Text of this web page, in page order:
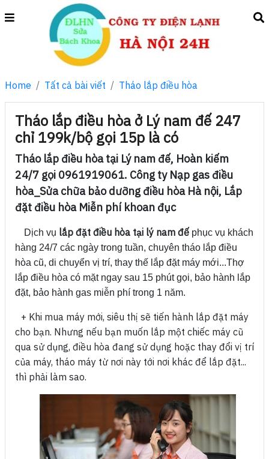
Home Tất cả bài viết Tháo lắp điều hòa
Tháo lắp điều hòa ở Lý nam đế 247
chỉ 199k/bộ gọi 15p là có
Tháo lắp điều hòa tại Lý nam đế, Hoàn kiếm
24/7 gọi 0961919061. Công ty Nạp gas điều
hòa_Sửa chữa bảo dưỡng điều hòa Hà nội, Lắp
đặt điều hòa Miễn phí khoan đục
Dịch vụ lắp đặt điều hòa tại lý nam đế phục vụ khách
hàng 24/7 các ngày trong tuần, chuyên tháo lắp điều
hòa cũ, di chuyển vị trí, thay thế lắp đặt máy mới...Thợ
lắp điều hòa có mặt ngay sau 15 phút gọi, bảo hành lắp
đặt, bảo hành gas miễn phí trong 1 năm.
+ Khi mua máy mới, siêu thị sẽ tiến hành lắp đặt máy
cho bạn. Nhưng nếu bạn muốn lắp một chiếc máy cũ
qua sử dụng, điều hòa đang sử dụng hoặc thay đổi vị trí
của máy, tháo máy từ nơi này tới nơi khác để lắp đặt...
thì phải làm sao.